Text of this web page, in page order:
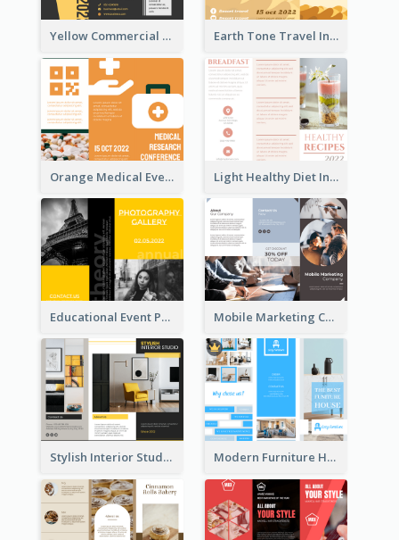
Yellow Commercial Event Program Tri Fold Brochure Earth Tone Travel Informational Tri Fold Brochure
Orange Medical Event Program Tri Fold Brochure Light Healthy Diet Informational Tri Fold Brochure
Educational Event Program Bi Fold Brochure Mobile Marketing Company Brochure
Stylish Interior Studio Brochure Modern Furniture House Brochure